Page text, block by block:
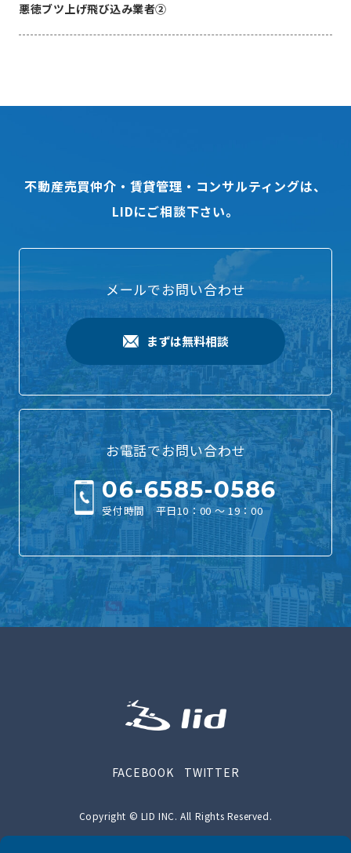
悪徳ブツ上げ飛び込み業者②
不動産売買仲介・賃貸管理・コンサルティングは、
LIDにご相談下さい。
メールでお問い合わせ
まずは無料相談
お電話でお問い合わせ
06-6585-0586
受付時間 平日10：00 ～ 19：00
FACEBOOK TWITTER
Copyright © LID INC. All Rights Reserved.